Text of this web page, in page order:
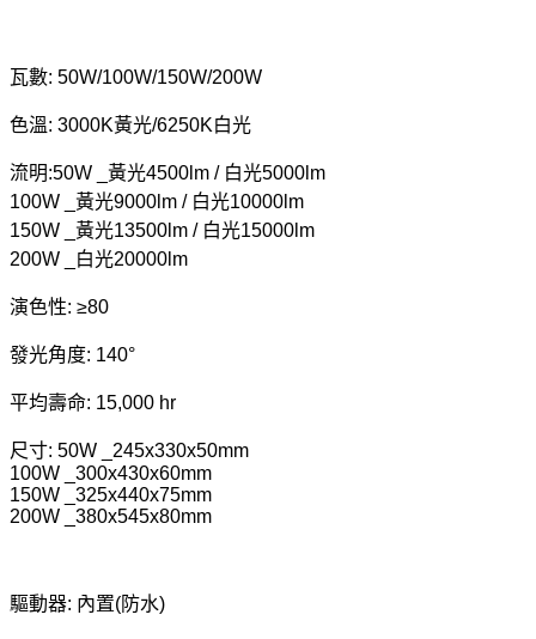
瓦數: 50W/100W/150W/200W
色溫: 3000K黃光/6250K白光
流明:50W _黃光4500lm / 白光5000lm
100W _黃光9000lm / 白光10000lm
150W _黃光13500lm / 白光15000lm
200W _白光20000lm
演色性: ≥80
發光角度: 140°
平均壽命: 15,000 hr
尺寸: 50W _245x330x50mm
100W _300x430x60mm
150W _325x440x75mm
200W _380x545x80mm
驅動器: 內置(防水)